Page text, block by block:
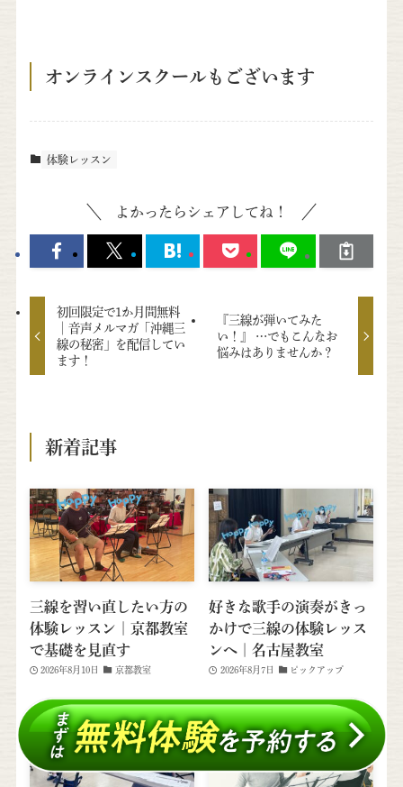
オンラインスクールもございます
体験レッスン
よかったらシェアしてね！
初回限定で1か月間無料
│音声メルマガ「沖縄三
線の秘密」を配信してい
ます！
『三線が弾いてみた
い！』 …でもこんなお
悩みはありませんか？
新着記事
三線を習い直したい方の
体験レッスン｜京都教室
で基礎を見直す
2026年8月10日 京都教室
好きな歌手の演奏がきっ
かけで三線の体験レッス
ンへ｜名古屋教室
2026年8月7日 ピックアップ